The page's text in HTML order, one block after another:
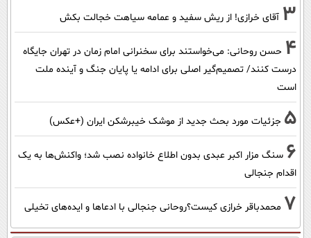
3 آقای خرازی! از ریش سفید و عمامه سیاهت خجالت بکش
4 حسن روحانی: می‌خواستند برای سخنرانی امام زمان در تهران جایگاه
درست کنند/ تصمیم‌گیر اصلی برای ادامه یا پایان جنگ و آینده ملت
است
5 جزئیات مورد بحث جدید از موشک خیبرشکن ایران (+عکس)
6 سنگ مزار اکبر عبدی بدون اطلاع خانواده نصب شد؛ واکنش‌ها به یک
اقدام جنجالی
7 محمدباقر خرازی کیست؟روحانی جنجالی با ادعاها و ایده‌های تخیلی